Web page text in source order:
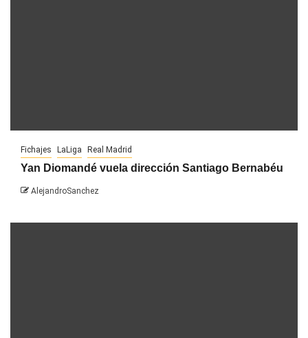
Fichajes LaLiga Real Madrid
Yan Diomandé vuela dirección Santiago Bernabéu
AlejandroSanchez